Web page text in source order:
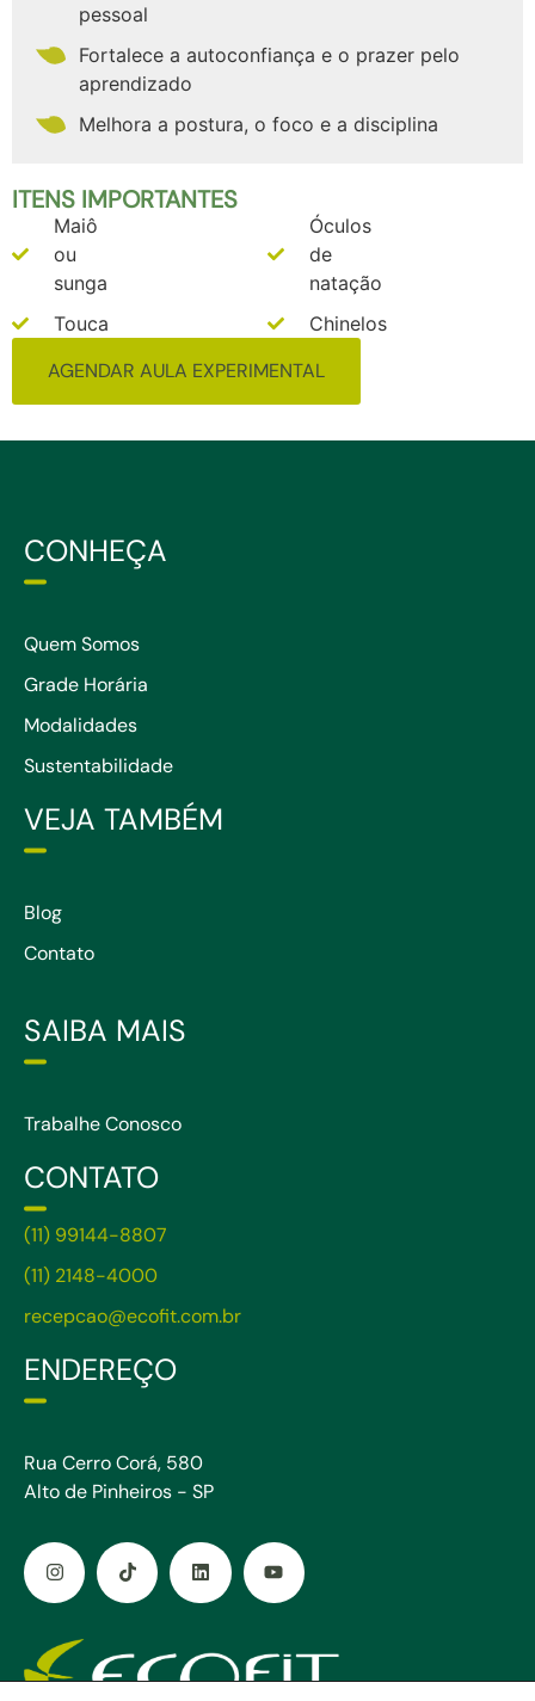
pessoal
Fortalece a autoconfiança e o prazer pelo
aprendizado
Melhora a postura, o foco e a disciplina
ITENS IMPORTANTES
Maiô
ou
sunga
Touca
Óculos
de
natação
Chinelos
AGENDAR AULA EXPERIMENTAL
CONHEÇA
Quem Somos
Grade Horária
Modalidades
Sustentabilidade
VEJA TAMBÉM
Blog
Contato
SAIBA MAIS
Trabalhe Conosco
CONTATO
(11) 99144-8807
(11) 2148-4000
recepcao@ecofit.com.br
ENDEREÇO
Rua Cerro Corá, 580
Alto de Pinheiros - SP